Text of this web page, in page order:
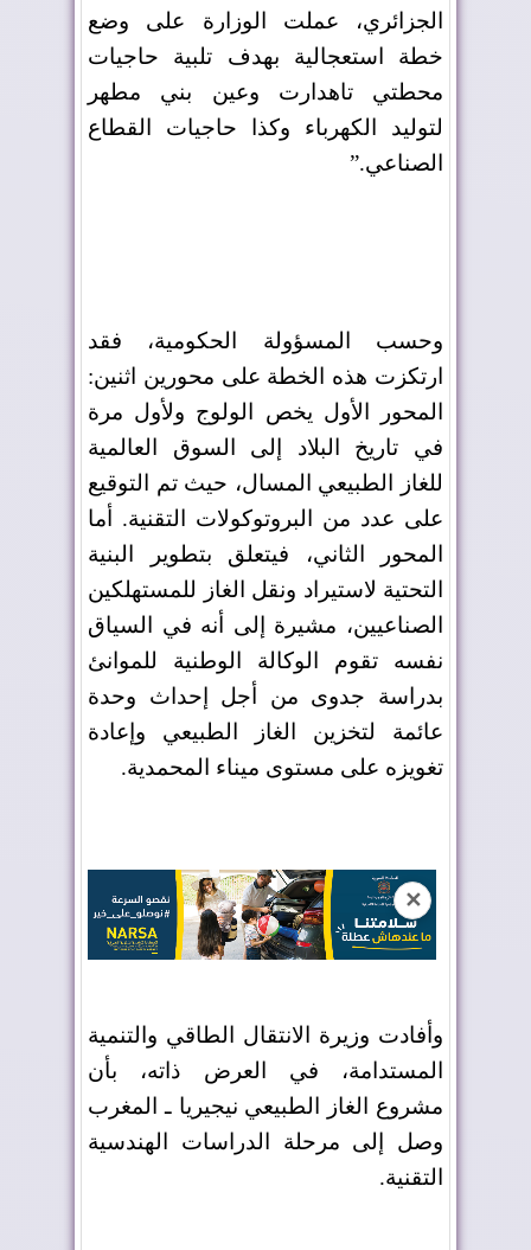
الجزائري، عملت الوزارة على وضع
خطة استعجالية بهدف تلبية حاجيات
محطتي تاهدارت وعين بني مطهر
لتوليد الكهرباء وكذا حاجيات القطاع
الصناعي”.
وحسب المسؤولة الحكومية، فقد
ارتكزت هذه الخطة على محورين اثنين:
المحور الأول يخص الولوج ولأول مرة
في تاريخ البلاد إلى السوق العالمية
للغاز الطبيعي المسال، حيث تم التوقيع
على عدد من البروتوكولات التقنية. أما
المحور الثاني، فيتعلق بتطوير البنية
التحتية لاستيراد ونقل الغاز للمستهلكين
الصناعيين، مشيرة إلى أنه في السياق
نفسه تقوم الوكالة الوطنية للموانئ
بدراسة جدوى من أجل إحداث وحدة
عائمة لتخزين الغاز الطبيعي وإعادة
تغويزه على مستوى ميناء المحمدية.
✕
وأفادت وزيرة الانتقال الطاقي والتنمية
المستدامة، في العرض ذاته، بأن
مشروع الغاز الطبيعي نيجيريا ـ المغرب
وصل إلى مرحلة الدراسات الهندسية
التقنية.